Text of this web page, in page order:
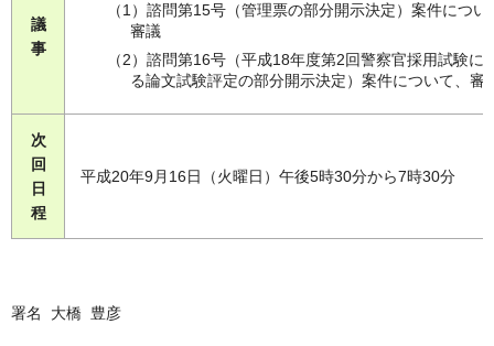
議
事
（1）諮問第15号（管理票の部分開示決定）案件につい
審議
（2）諮問第16号（平成18年度第2回警察官採用試験に
る論文試験評定の部分開示決定）案件について、審
次
回
日
程
平成20年9月16日（火曜日）午後5時30分から7時30分
署名 大橋 豊彦